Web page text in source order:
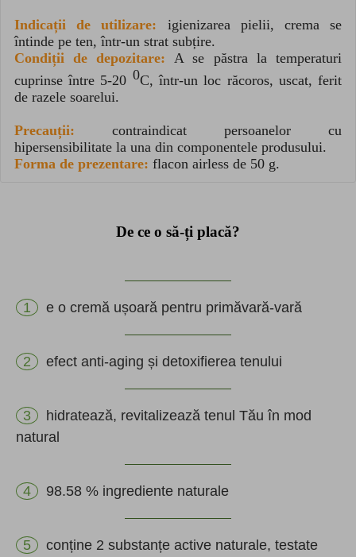
Indicații de utilizare: igienizarea pielii, crema se
întinde pe ten, într-un strat subțire.
Condiții de depozitare: A se păstra la temperaturi
cuprinse între 5-20 0C, într-un loc răcoros, uscat, ferit
de razele soarelui.
Precauții: contraindicat persoanelor cu
hipersensibilitate la una din componentele produsului.
Forma de prezentare: flacon airless de 50 g.
De ce o să-ți placă?
e o cremă ușoară pentru primăvară-vară
efect anti-aging și detoxifierea tenului
hidratează, revitalizează tenul Tău în mod
natural
98.58 % ingrediente naturale
conține 2 substanțe active naturale, testate